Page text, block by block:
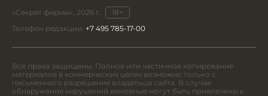
«Секрет фирмы», 2026 г.
18+
Телефон редакции: +7 495 785-17-00
Все права защищены. Полное или частичное копирование
материалов в коммерческих целях возможно только с
письменного разрешения владельца сайта. В случае
обнаружения нарушений виновные могут быть привлечены к